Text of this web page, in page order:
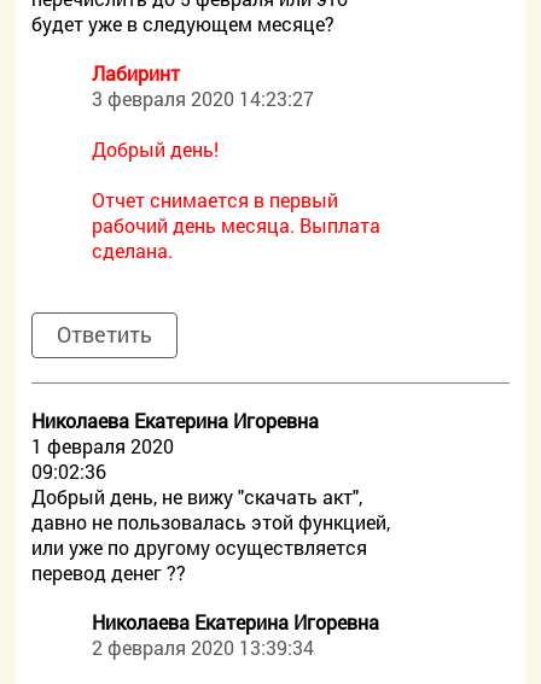
будет уже в следующем месяце?
Лабиринт
3 февраля 2020 14:23:27
Добрый день!
Отчет снимается в первый
рабочий день месяца. Выплата
сделана.
Ответить
Николаева Екатерина Игоревна
1 февраля 2020
09:02:36
Добрый день, не вижу "скачать акт",
давно не пользовалась этой функцией,
или уже по другому осуществляется
перевод денег ??
Николаева Екатерина Игоревна
2 февраля 2020 13:39:34